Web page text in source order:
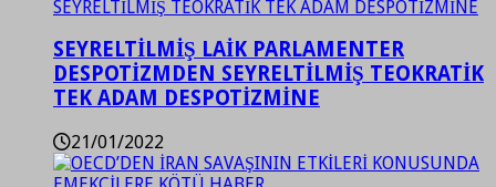
SEYRELTİLMİŞ LAİK PARLAMENTER
DESPOTİZMDEN SEYRELTİLMİŞ TEOKRATİK
TEK ADAM DESPOTİZMİNE
21/01/2022